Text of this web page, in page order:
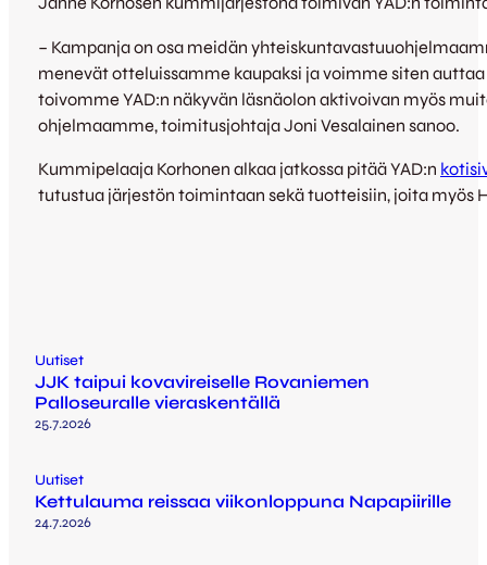
– Kampanja on osa meidän
menevät otteluissamme kaupaksi ja voimme siten
toivomme YAD:n näkyvän läsnäolon aktivoivan myös
ohjelmaamme, toimitusjohtaja Joni Vesalainen sanoo.
Kummipelaaja Korhonen alkaa jatkossa pitää YAD:n
tutustua järjestön toimintaan sekä tuotteisiin, joita myös
Uutiset
JJK taipui kovavireiselle Rovaniemen
Palloseuralle vieraskentällä
25.7.2026
Uutiset
Kettulauma reissaa viikonloppuna Napapiirille
24.7.2026